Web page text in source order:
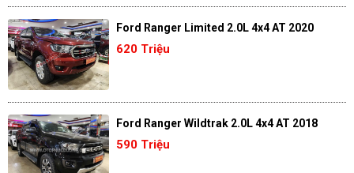
Ford Ranger Limited 2.0L 4x4 AT 2020
620 Triệu
Ford Ranger Wildtrak 2.0L 4x4 AT 2018
590 Triệu